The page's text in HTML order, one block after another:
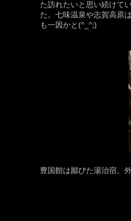
た訪れたいと思い続けて
た。七味温泉や志賀高原
も一因かと(^_^;)
豊国館は鄙びた湯治宿。